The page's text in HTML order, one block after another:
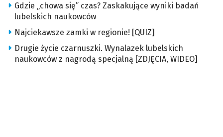
Gdzie „chowa się” czas? Zaskakujące wyniki badań
lubelskich naukowców
Najciekawsze zamki w regionie! [QUIZ]
Drugie życie czarnuszki. Wynalazek lubelskich
naukowców z nagrodą specjalną [ZDJĘCIA, WIDEO]